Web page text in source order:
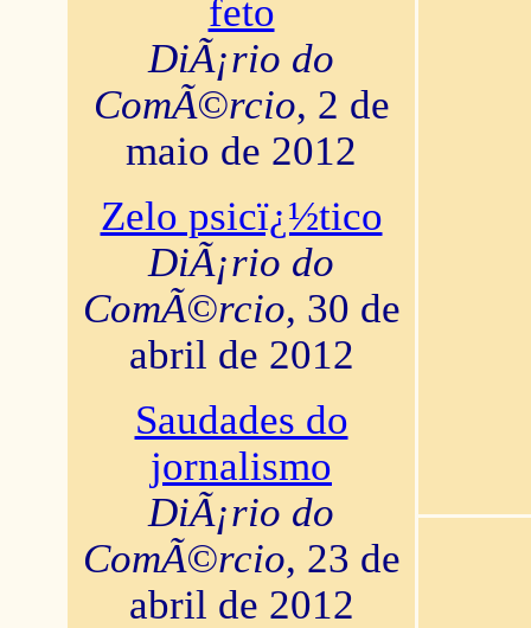
feto
DiÃ¡rio do
ComÃ©rcio, 2 de
maio de 2012
Zelo psicï¿½tico
DiÃ¡rio do
ComÃ©rcio, 30 de
abril de 2012
Saudades do
jornalismo
DiÃ¡rio do
ComÃ©rcio, 23 de
abril de 2012